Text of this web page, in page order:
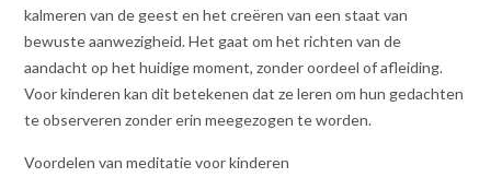
kalmeren van de geest en het creëren van een staat van
bewuste aanwezigheid. Het gaat om het richten van de
aandacht op het huidige moment, zonder oordeel of afleiding.
Voor kinderen kan dit betekenen dat ze leren om hun gedachten
te observeren zonder erin meegezogen te worden.
Voordelen van meditatie voor kinderen